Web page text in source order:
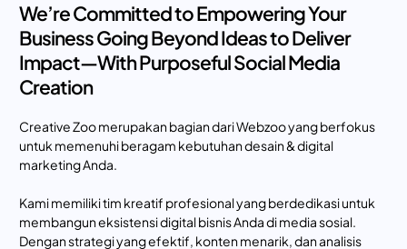
We’re Committed to Empowering Your
Business Going Beyond Ideas to Deliver
Impact—With Purposeful Social Media
Creation
Creative Zoo merupakan bagian dari Webzoo yang berfokus
untuk memenuhi beragam kebutuhan desain & digital
marketing Anda.
Kami memiliki tim kreatif profesional yang berdedikasi untuk
membangun eksistensi digital bisnis Anda di media sosial.
Dengan strategi yang efektif, konten menarik, dan analisis